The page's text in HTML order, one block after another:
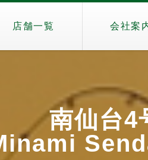
店舗一覧 会社案
南仙台4